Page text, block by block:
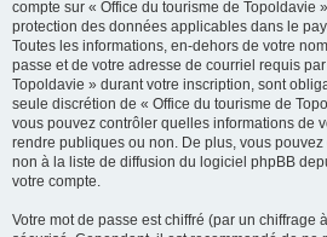
compte sur « Office du tourisme de Topoldavie
protection des données applicables dans le
Toutes les informations, en-dehors de votre
passe et de votre adresse de courriel requis
Topoldavie » durant votre inscription, sont
seule discrétion de « Office du tourisme de
vous pouvez contrôler quelles informations de
rendre publiques ou non. De plus, vous
non à la liste de diffusion du logiciel phpBB
votre compte.
Votre mot de passe est chiffré (par un chiffrage